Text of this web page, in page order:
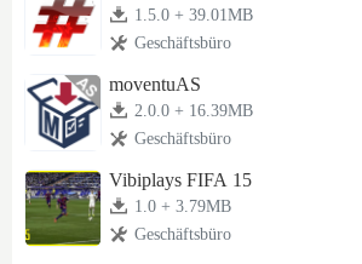
1.5.0 + 39.01MB
Geschäftsbüro
moventuAS
2.0.0 + 16.39MB
Geschäftsbüro
Vibiplays FIFA 15
1.0 + 3.79MB
Geschäftsbüro